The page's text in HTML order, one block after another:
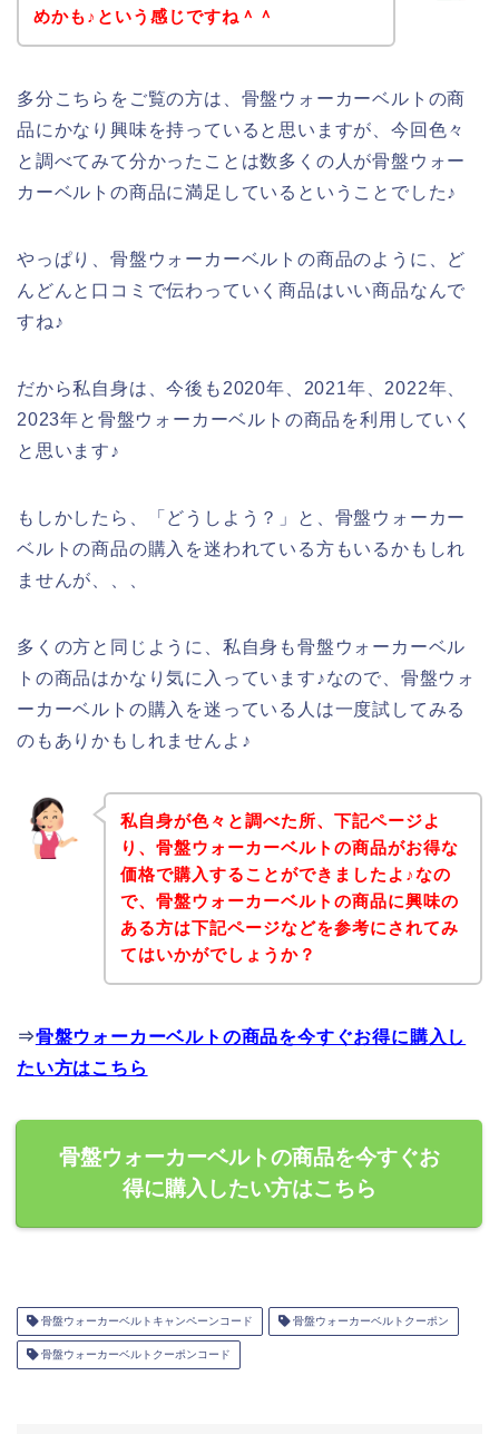
めかも♪という感じですね＾＾
多分こちらをご覧の方は、骨盤ウォーカーベルトの商
品にかなり興味を持っていると思いますが、今回色々
と調べてみて分かったことは数多くの人が骨盤ウォー
カーベルトの商品に満足しているということでした♪
やっぱり、骨盤ウォーカーベルトの商品のように、ど
んどんと口コミで伝わっていく商品はいい商品なんで
すね♪
だから私自身は、今後も2020年、2021年、2022年、
2023年と骨盤ウォーカーベルトの商品を利用していく
と思います♪
もしかしたら、「どうしよう？」と、骨盤ウォーカー
ベルトの商品の購入を迷われている方もいるかもしれ
ませんが、、、
多くの方と同じように、私自身も骨盤ウォーカーベル
トの商品はかなり気に入っています♪なので、骨盤ウォ
ーカーベルトの購入を迷っている人は一度試してみる
のもありかもしれませんよ♪
私自身が色々と調べた所、下記ページよ
り、骨盤ウォーカーベルトの商品がお得な
価格で購入することができましたよ♪なの
で、骨盤ウォーカーベルトの商品に興味の
ある方は下記ページなどを参考にされてみ
てはいかがでしょうか？
⇒骨盤ウォーカーベルトの商品を今すぐお得に購入し
たい方はこちら
骨盤ウォーカーベルトの商品を今すぐお
得に購入したい方はこちら
骨盤ウォーカーベルトキャンペーンコード 骨盤ウォーカーベルトクーポン
骨盤ウォーカーベルトクーポンコード